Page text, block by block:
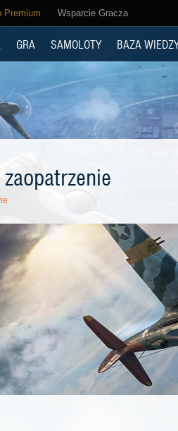
Premium Wsparcie Gracza
GRA SAMOLOTY BAZA